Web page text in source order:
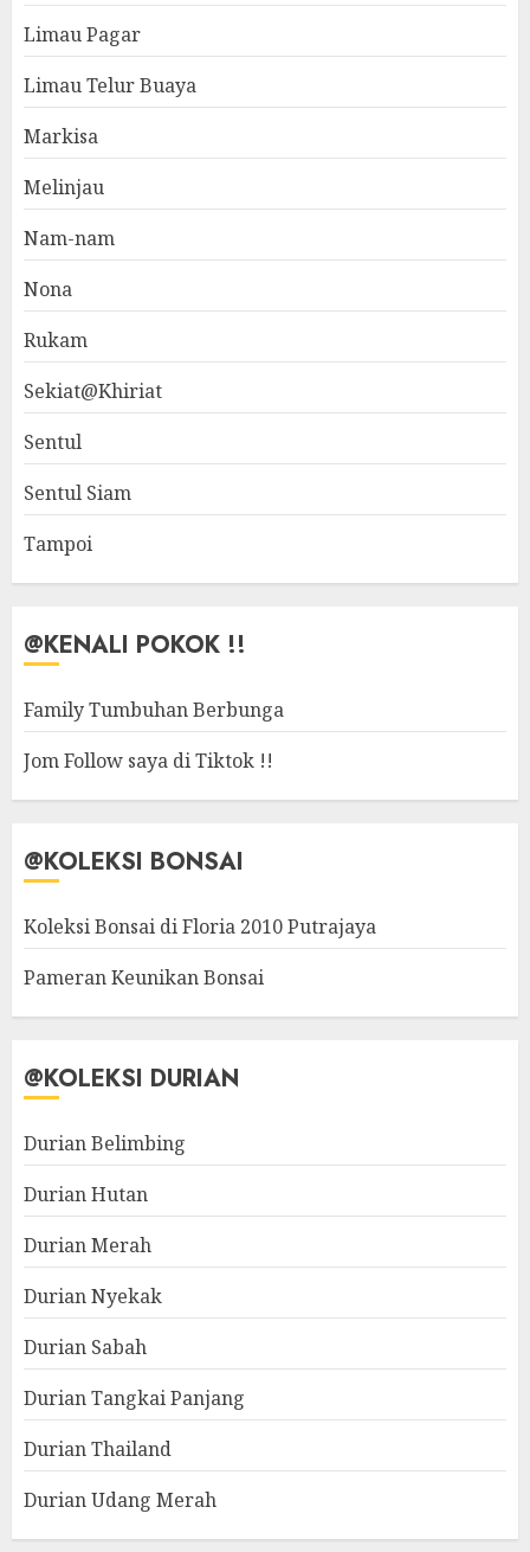
Limau Pagar
Limau Telur Buaya
Markisa
Melinjau
Nam-nam
Nona
Rukam
Sekiat@Khiriat
Sentul
Sentul Siam
Tampoi
@KENALI POKOK !!
Family Tumbuhan Berbunga
Jom Follow saya di Tiktok !!
@KOLEKSI BONSAI
Koleksi Bonsai di Floria 2010 Putrajaya
Pameran Keunikan Bonsai
@KOLEKSI DURIAN
Durian Belimbing
Durian Hutan
Durian Merah
Durian Nyekak
Durian Sabah
Durian Tangkai Panjang
Durian Thailand
Durian Udang Merah